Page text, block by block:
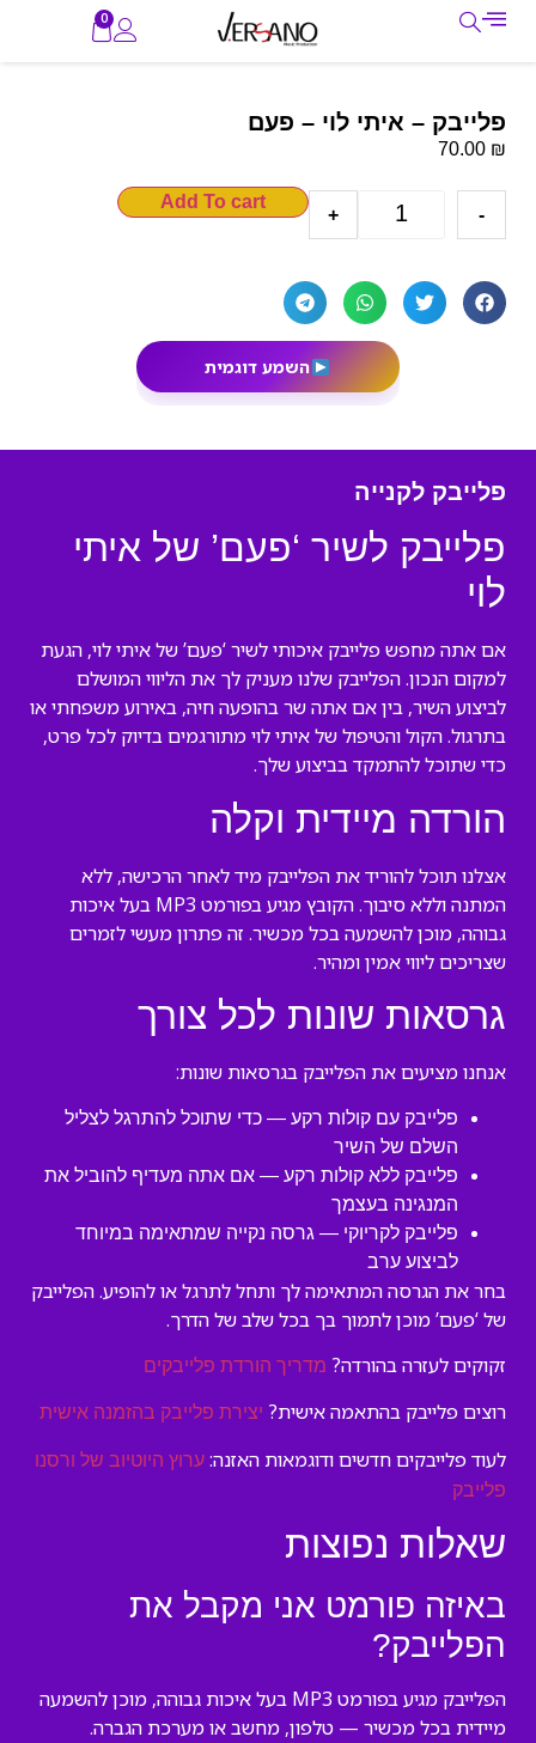
0
פלייבק – איתי לוי – פעם
70.00 ₪
-
+
Add To cart
השמע דוגמית
פלייבק לקנייה
פלייבק לשיר ‘פעם’ של איתי
לוי
אם אתה מחפש פלייבק איכותי לשיר ‘פעם’ של איתי לוי, הגעת
למקום הנכון. הפלייבק שלנו מעניק לך את הליווי המושלם
לביצוע השיר, בין אם אתה שר בהופעה חיה, באירוע משפחתי או
בתרגול. הקול והטיפול של איתי לוי מתורגמים בדיוק לכל פרט,
כדי שתוכל להתמקד בביצוע שלך.
הורדה מיידית וקלה
אצלנו תוכל להוריד את הפלייבק מיד לאחר הרכישה, ללא
המתנה וללא סיבוך. הקובץ מגיע בפורמט MP3 בעל איכות
גבוהה, מוכן להשמעה בכל מכשיר. זה פתרון מעשי לזמרים
שצריכים ליווי אמין ומהיר.
גרסאות שונות לכל צורך
אנחנו מציעים את הפלייבק בגרסאות שונות:
פלייבק עם קולות רקע — כדי שתוכל להתרגל לצליל
השלם של השיר
פלייבק ללא קולות רקע — אם אתה מעדיף להוביל את
המנגינה בעצמך
פלייבק לקריוקי — גרסה נקייה שמתאימה במיוחד
לביצוע ערב
בחר את הגרסה המתאימה לך ותחל לתרגל או להופיע. הפלייבק
של ‘פעם’ מוכן לתמוך בך בכל שלב של הדרך.
זקוקים לעזרה בהורדה? מדריך הורדת פלייבקים
רוצים פלייבק בהתאמה אישית? יצירת פלייבק בהזמנה אישית
לעוד פלייבקים חדשים ודוגמאות האזנה: ערוץ היוטיוב של ורסנו
פלייבק
שאלות נפוצות
באיזה פורמט אני מקבל את
הפלייבק?
הפלייבק מגיע בפורמט MP3 בעל איכות גבוהה, מוכן להשמעה
מיידית בכל מכשיר — טלפון, מחשב או מערכת הגברה.